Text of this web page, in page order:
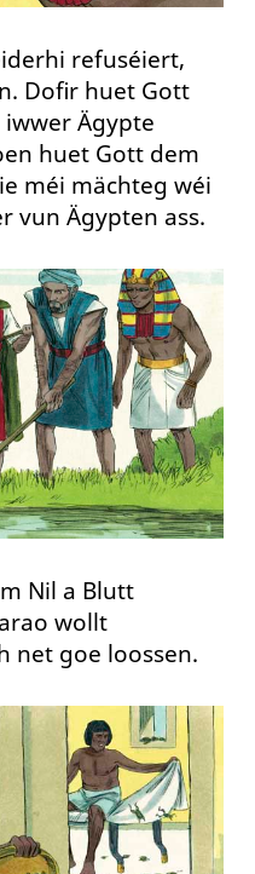
refuséiert,
Dofir huet Gott
iwwer Ägypte
huet Gott dem
méi mächteg wéi
vun Ägypten ass.
Nil a Blutt
wollt
net goe loossen.